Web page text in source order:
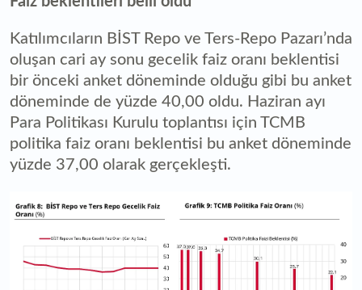
Katılımcıların BİST Repo ve Ters-Repo Pazarı’nda
oluşan cari ay sonu gecelik faiz oranı beklentisi
bir önceki anket döneminde olduğu gibi bu anket
döneminde de yüzde 40,00 oldu. Haziran ayı
Para Politikası Kurulu toplantısı için TCMB
politika faiz oranı beklentisi bu anket döneminde
yüzde 37,00 olarak gerçekleşti.